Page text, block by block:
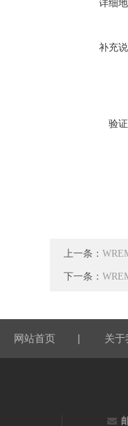
详细
补充
验
上一条：
下一条：
网站首页 | 关于